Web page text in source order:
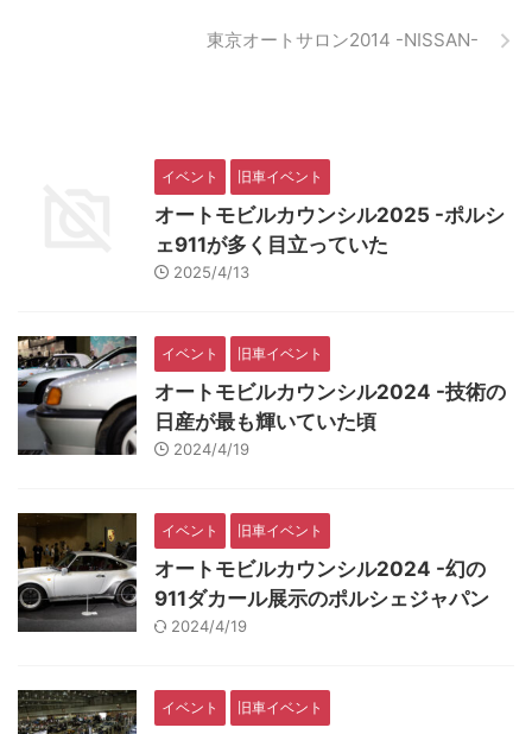
東京オートサロン2014 -NISSAN-
イベント 旧車イベント
オートモビルカウンシル2025 -ポルシ
ェ911が多く目立っていた
2025/4/13
イベント 旧車イベント
オートモビルカウンシル2024 -技術の
日産が最も輝いていた頃
2024/4/19
イベント 旧車イベント
オートモビルカウンシル2024 -幻の
911ダカール展示のポルシェジャパン
2024/4/19
イベント 旧車イベント